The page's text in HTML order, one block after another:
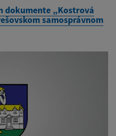
dokumente „Kostrová
samosprávnom